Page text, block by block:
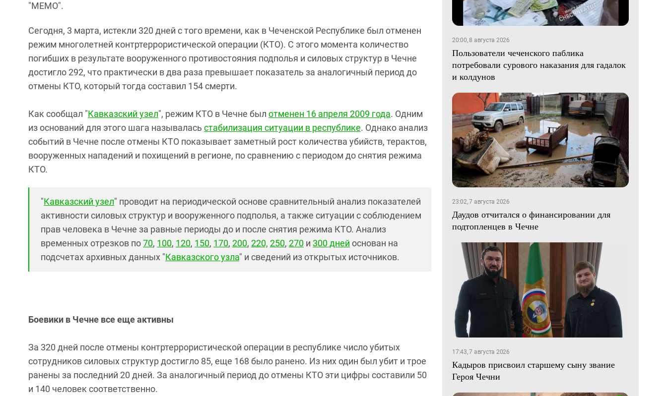
"МЕМО".
Сегодня, 3 марта, истекли 320 дней с того времени, как в Чеченской Республике был отменен
режим многолетней контртеррористической операции (КТО). С этого момента количество
погибших в результате вооруженного противостояния подполья и силовых структур в Чечне
достигло 292, что практически в два раза превышает показатель за аналогичный период до
отмены КТО, который тогда составил 154 смерти.
Как сообщал "Кавказский узел", режим КТО в Чечне был отменен 16 апреля 2009 года. Одним
из оснований для этого шага называлась стабилизация ситуации в республике. Однако анализ
событий в Чечне после отмены КТО показывает заметный рост количества убийств, терактов,
вооруженных нападений и похищений в регионе, по сравнению с периодом до снятия режима
КТО.
"Кавказский узел" проводит на периодической основе сравнительный анализ показателей
активности силовых структур и вооруженного подполья, а также ситуации с соблюдением
прав человека в Чечне за равные периоды до и после снятия режима КТО. Анализ
временных отрезков по70, 100, 120, 150, 170, 200, 220, 250, 270 и 300 дней основан на
подсчетах архивных данных "Кавказского узла" и сведений из открытых источников.
Боевики в Чечне все еще активны
За 320 дней после отмены контртеррористической операции в республике число убитых
сотрудников силовых структур достигло 85, еще 168 было ранено. Из них один был убит и трое
ранены за последний 20 дней. За аналогичный период до отмены КТО эти цифры составили 50
и 140 человек соответственно.
20:00, 8 августа 2026
Пользователи чеченского паблика
потребовали сурового наказания для гадалок
и колдунов
23:02, 7 августа 2026
Даудов отчитался о финансировании для
подтопленцев в Чечне
17:43, 7 августа 2026
Кадыров присвоил старшему сыну звание
Героя Чечни